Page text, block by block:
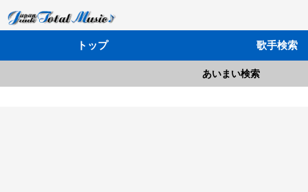
トップ 歌手検索
あいまい検索